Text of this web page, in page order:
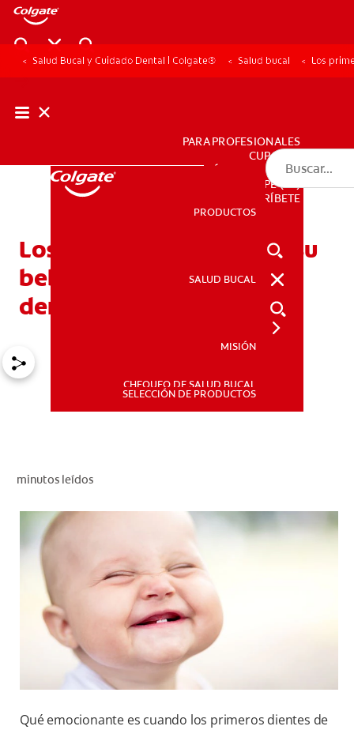
PRODUCTOS
PARA PROFESIONALES
PARA PROFESIONALES
CUPONES
DÓNDE COMPRAR
PE (ES)
SUSCRÍBETE
PRODUCTOS
SALUD BUCAL
MISIÓN
CHEQUEO DE SALUD BUCAL
SELECCIÓN DE PRODUCTOS
Salud Bucal y Cuidado Dental | Colgate® Salud bucal Los
Los primeros dientes de su
bebé: ¿Debe usar crema
dental?
minutos leídos
Qué emocionante es cuando los primeros dientes de